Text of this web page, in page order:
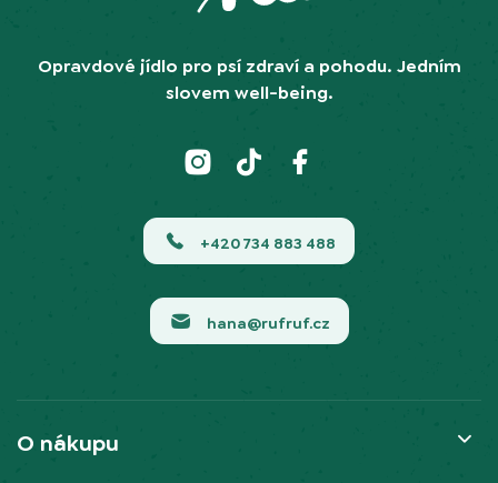
Opravdové jídlo pro psí zdraví a pohodu. Jedním
slovem well-being.
+420 734 883 488
hana@rufruf.cz
O nákupu